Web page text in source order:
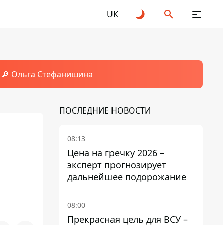
UK
🔎 Ольга Стефанишина
ПОСЛЕДНИЕ НОВОСТИ
08:13
Цена на гречку 2026 –
эксперт прогнозирует
дальнейшее подорожание
08:00
Прекрасная цель для ВСУ –